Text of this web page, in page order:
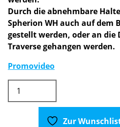
Durch die abnehmbare
Spherion WH auch auf dem
gestellt werden, oder an die
Traverse gehangen werden.
Promovideo
Rotosphere
Zur